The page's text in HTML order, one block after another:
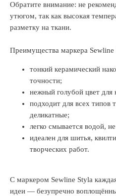
Обратите внимание: не
утюгом, так как высокая
разметку на ткани.
Преимущества маркера Sewline
тонкий керамический
точности;
нежный голубой цвет
подходит для всех типов
деликатные;
легко смывается водой,
идеален для шитья,
творческих работ.
С маркером Sewline Styla
идеи — безупречно